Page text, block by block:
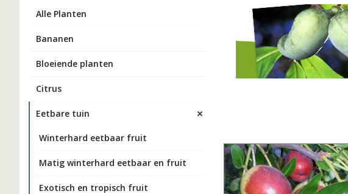
Alle Planten
Bananen
Bloeiende planten
Citrus
Eetbare tuin
Winterhard eetbaar fruit
Matig winterhard eetbaar en fruit
Exotisch en tropisch fruit